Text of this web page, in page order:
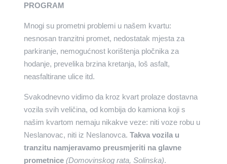
PROGRAM
Mnogi su prometni problemi u našem kvartu:
nesnosan tranzitni promet, nedostatak mjesta za
parkiranje, nemogućnost korištenja pločnika za
hodanje, prevelika brzina kretanja, loš asfalt,
neasfaltirane ulice itd.
Svakodnevno vidimo da kroz kvart prolaze dostavna
vozila svih veličina, od kombija do kamiona koji s
našim kvartom nemaju nikakve veze: niti voze robu u
Neslanovac, niti iz Neslanovca. Takva vozila u
tranzitu namjeravamo preusmjeriti na glavne
prometnice (Domovinskog rata, Solinska).